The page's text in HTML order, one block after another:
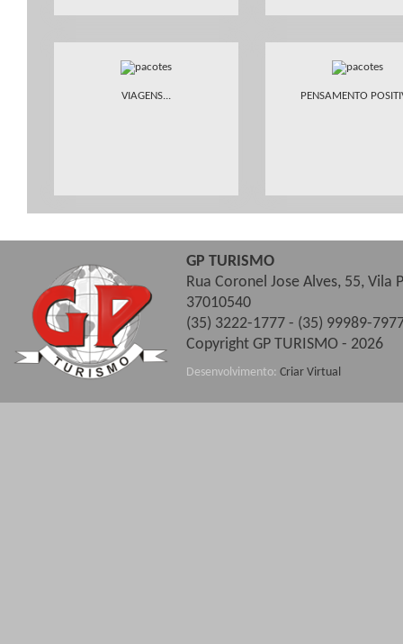
VIAGENS... PENSAMENTO
GP TURISMO
Rua Coronel Jose Alves, 55, Vila
37010540
(35) 3222-1777 - (35) 99989-
Copyright GP TURISMO - 2026
Desenvolvimento: Criar Virtual